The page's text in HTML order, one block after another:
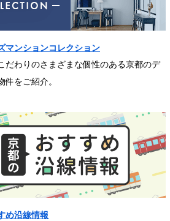
マンションコレクション
だわりのさまざまな個性のある京都のデ
件をご紹介。
め沿線情報